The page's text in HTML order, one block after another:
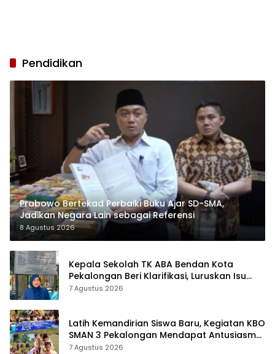
Pendidikan
Prabowo Bertekad Perbaiki Buku Ajar SD-SMA,
Jadikan Negara Lain sebagai Referensi
8 Agustus 2026
Kepala Sekolah TK ABA Bendan Kota
Pekalongan Beri Klarifikasi, Luruskan Isu
Proyek Revitalisasi
7 Agustus 2026
Latih Kemandirian Siswa Baru, Kegiatan KBO
SMAN 3 Pekalongan Mendapat Antusiasme
dan Respon Positif Orang Tua Murid
7 Agustus 2026